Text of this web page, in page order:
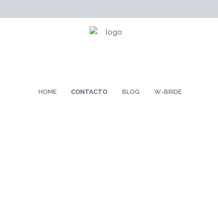
HOME CONTACTO BLOG W-BRIDE